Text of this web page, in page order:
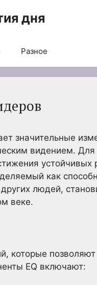
дня
Разное
значительные
видением.
устойчивых
как
людей,
веке.
которые
EQ включают: